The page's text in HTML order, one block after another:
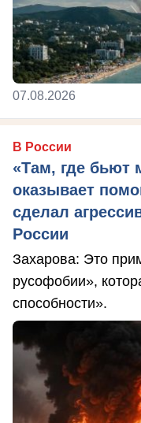
07.08.2026
В России
«Там, где бьют
оказывает
сделал
России
Захарова: Это
русофобии»,
способности».